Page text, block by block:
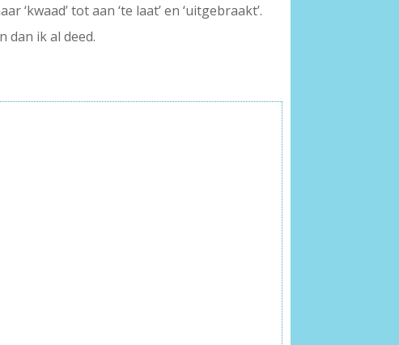
tot aan ‘te laat’ en ‘uitgebraakt’.
dan ik al deed.